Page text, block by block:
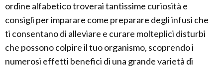
ordine alfabetico troverai tantissime curiosità e
consigli per imparare come preparare degli infusi che
ti consentano di alleviare e curare molteplici disturbi
che possono colpire il tuo organismo, scoprendo i
numerosi effetti benefici di una grande varietà di